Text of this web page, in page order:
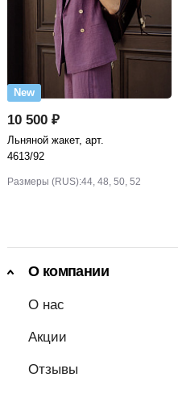
New
10 500 ₽
Льняной жакет, арт.
4613/92
Размеры (RUS):44, 48, 50, 52
О компании
О нас
Акции
Отзывы